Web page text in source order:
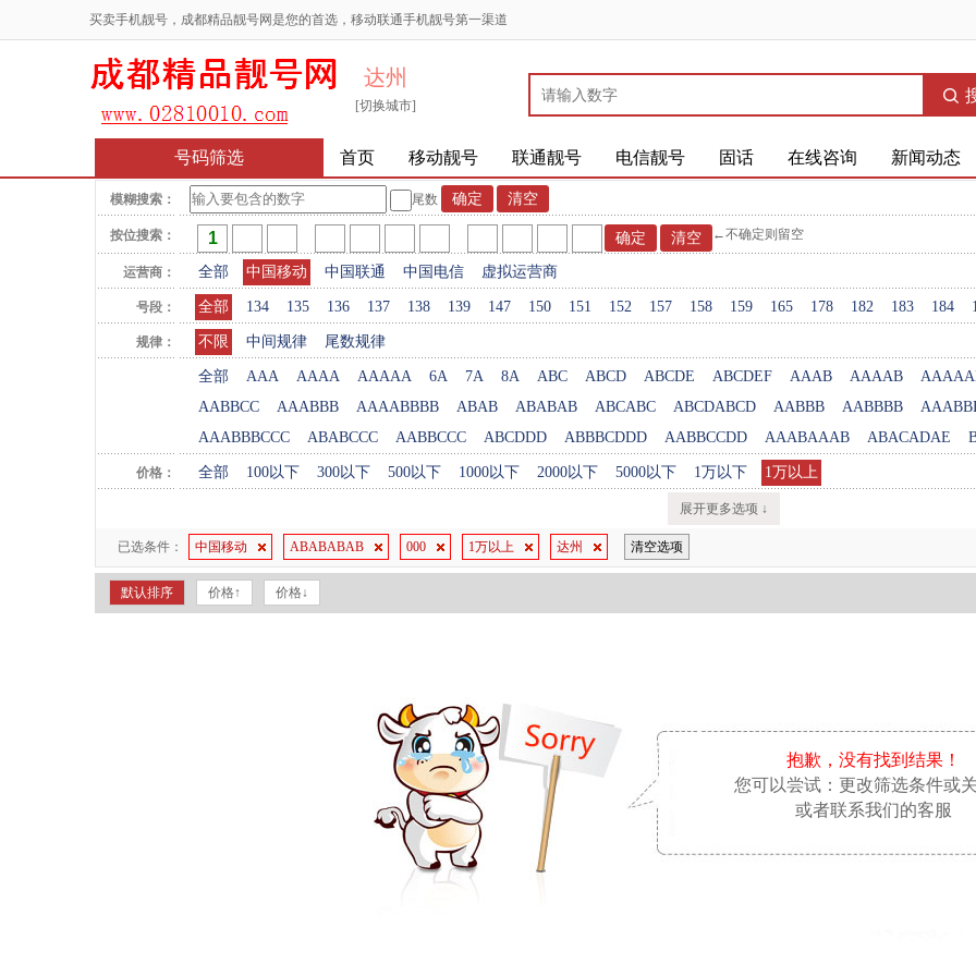
买卖手机靓号，成都精品靓号网是您的首选，移动联通手机靓号第一渠道
达州
[切换城市]
号码筛选 首页 移动靓号 联通靓号 电信靓号 固话 在线咨询 新闻动态
模糊搜索： 尾数
按位搜索： ←不确定则留空
运营商： 全部 中国移动 中国联通 中国电信 虚拟运营商
号段： 全部 134 135 136 137 138 139 147 150 151 152 157 158 159 165 178 182 183 184
规律： 不限 中间规律 尾数规律
全部 AAA AAAA AAAAA 6A 7A 8A ABC ABCD ABCDE ABCDEF AAAB AAAAB
AABBCC
AAABBB AAAABBBB ABAB ABABAB ABCABC ABCDABCD AABBB AABBBB
AAABBBCCC
ABABCCC AABBCCC ABCDDD ABBBCDDD AABBCCDD AAABAAAB ABACADAE
价格： 全部 100以下 300以下 500以下 1000以下 2000以下 5000以下 1万以下 1万以上
展开更多选项 ↓
已选条件： 中国移动 ABABABAB 000 1万以上 达州 清空选项
默认排序 价格↑ 价格↓
抱歉，没有找到结果！
您可以尝试：更改筛选条件或
或者联系我们的客服